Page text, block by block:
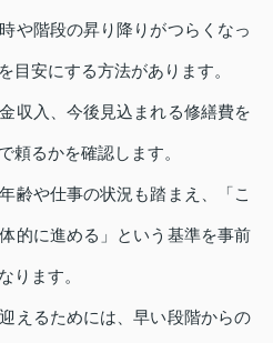
や階段の昇り降りがつらくなっ
目安にする方法があります。
収入、今後見込まれる修繕費を
頼るかを確認します。
齢や仕事の状況も踏まえ、「こ
的に進める」という基準を事前
ります。
えるためには、早い段階からの